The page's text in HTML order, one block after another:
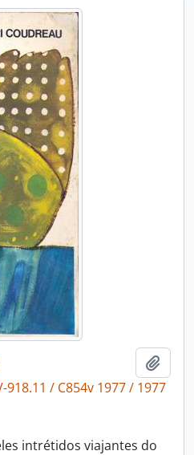
918.11 / C854v 1977 / 1977
intrétidos viajantes do